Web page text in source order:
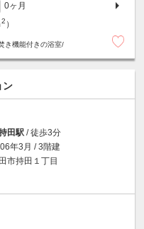
0ヶ月
2 ）
き機能付きの浴室/
ン
田駅 / 徒歩3分
年3月 / 3階建
市持田１丁目